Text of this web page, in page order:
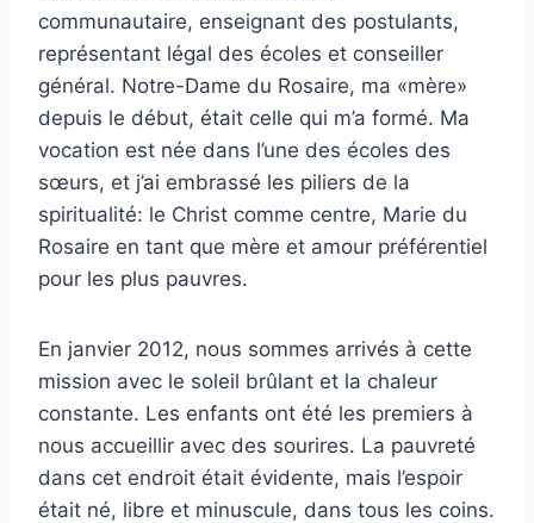
communautaire, enseignant des postulants,
représentant légal des écoles et conseiller
général. Notre-Dame du Rosaire, ma «mère»
depuis le début, était celle qui m’a formé. Ma
vocation est née dans l’une des écoles des
sœurs, et j’ai embrassé les piliers de la
spiritualité: le Christ comme centre, Marie du
Rosaire en tant que mère et amour préférentiel
pour les plus pauvres.
En janvier 2012, nous sommes arrivés à cette
mission avec le soleil brûlant et la chaleur
constante. Les enfants ont été les premiers à
nous accueillir avec des sourires. La pauvreté
dans cet endroit était évidente, mais l’espoir
était né, libre et minuscule, dans tous les coins.